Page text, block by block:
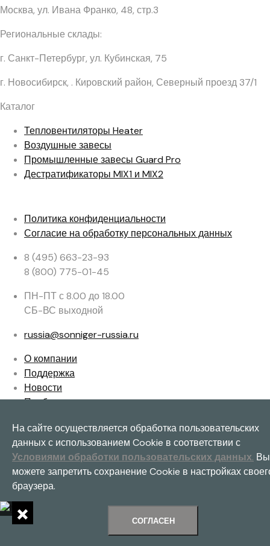
Москва, ул. Ивана Франко, 48, стр.3
Региональные склады:
г. Санкт-Петербург, ул. Кубинская, 75
г. Новосибирск, . Кировский район, Северный проезд 37/1
Каталог
Тепловентиляторы Heater
Воздушные завесы
Промышленные завесы Guard Pro
Дестратификаторы MIX1 и MIX2
Политика конфиденциальности
Согласие на обработку персональных данных
8 (495) 663-23-93
8 (800) 775-01-45
ПН-ПТ с 8.00 до 18.00
СБ-ВС выходной
russia@sonniger-russia.ru
О компании
Поддержка
Новости
Подбор
© 2010-2022 ||| SONNIGER. Все права защищены
На сайте осуществляется обработка пользовательских
данных с использованием Cookie в соответствии с
Условиями обработки пользовательских данных. Вы
можете запретить сохранение Cookie в настройках
браузера.
СОГЛАСЕН
×